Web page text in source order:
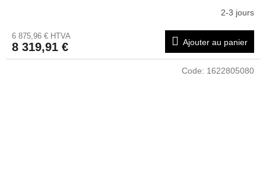
2-3 jours
6 875,96 € HTVA
8 319,91 € Ajouter au panier
Code: 1622805080